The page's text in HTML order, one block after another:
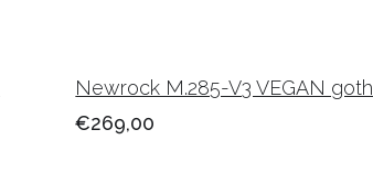
Newrock M.285-V3 VEGAN goth
€269,00